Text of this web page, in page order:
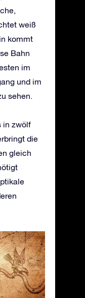
weiß
kommt
Bahn
im
und im
sehen.
in zwölf
die
gleich